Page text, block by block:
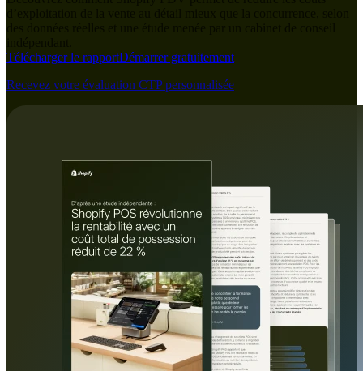
Télécharger le rapportDémarrer gratuitement
Recevez votre évaluation CTP personnalisée